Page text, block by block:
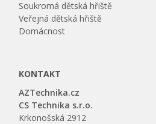
Soukromá dětská hřiště
Veřejná dětská hřiště
Domácnost
KONTAKT
AZTechnika.cz
CS Technika s.r.o.
Krkonošská 2912